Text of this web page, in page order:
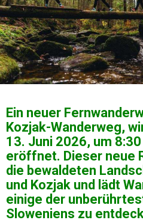
Ein neuer
Kozjak-Wanderweg,
13. Juni 2026, um 8:30
eröffnet. Dieser neue
die bewaldeten
und Kozjak und lädt
einige der
Sloweniens zu